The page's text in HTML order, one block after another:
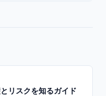
リスクを知るガイド